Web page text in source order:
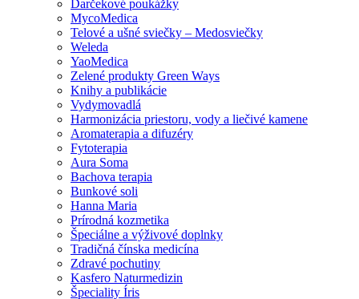
Darčekové poukážky
MycoMedica
Telové a ušné sviečky – Medosviečky
Weleda
YaoMedica
Zelené produkty Green Ways
Knihy a publikácie
Vydymovadlá
Harmonizácia priestoru, vody a liečivé kamene
Aromaterapia a difuzéry
Fytoterapia
Aura Soma
Bachova terapia
Bunkové soli
Hanna Maria
Prírodná kozmetika
Špeciálne a výživové doplnky
Tradičná čínska medicína
Zdravé pochutiny
Kasfero Naturmedizin
Špeciality Íris